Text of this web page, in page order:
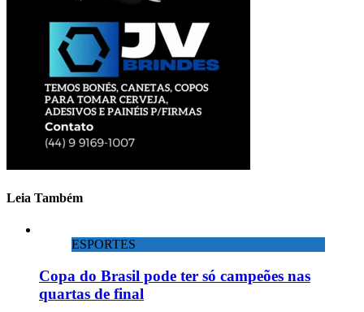
Leia Também
ESPORTES
Copa do Brasil pode ter só campeões nas
quartas de final